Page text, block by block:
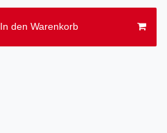
In den Warenkorb